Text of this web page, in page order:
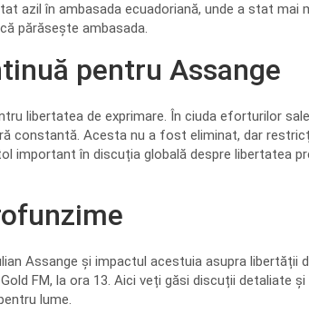
azil în ambasada ecuadoriană, unde a stat mai
părăsește ambasada.
pentru Assange
libertatea de exprimare. În ciuda eforturilor
constantă. Acesta nu a fost eliminat, dar
important în discuția globală despre libertatea
Assange și impactul acestuia asupra libertății
FM, la ora 13. Aici veți găsi discuții detaliate
lume.